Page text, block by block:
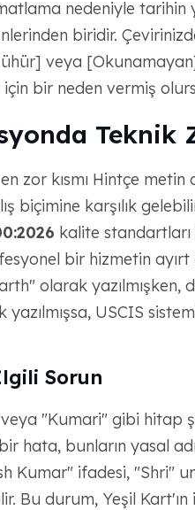
nedeniyle tarihin
biridir.
veya
için bir neden vermiş
Teknik
zor kısmı Hintçe
biçimine karşılık
kalite standartları
bir hizmetin ayırt
olarak yazılmışken,
USCIS
Sorun
"Kumari" gibi hitap
hata, bunların yasal
Kumar" ifadesi, "Shri"
Bu durum, Yeşil Kart'ın